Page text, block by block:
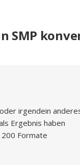
SMP
irgendein
Ergebnis haben
Formate